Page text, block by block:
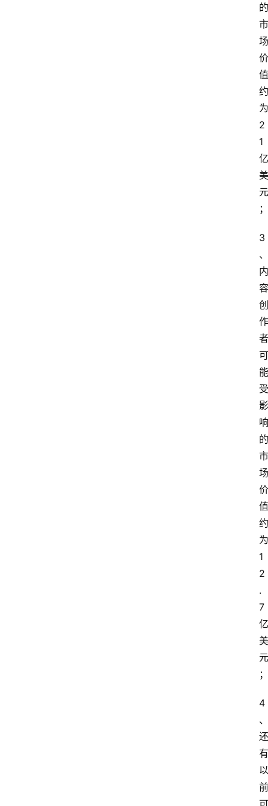
的
市
场
价
值
约
为
2
1
亿
美
元
；
3
、
内
容
创
作
者
可
能
受
影
响
的
市
场
价
值
约
为
1
2
.
7
亿
美
元
；
4
、
还
有
以
前
可